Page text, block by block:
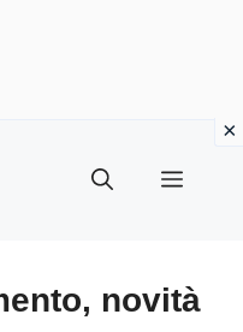
Menu
novità